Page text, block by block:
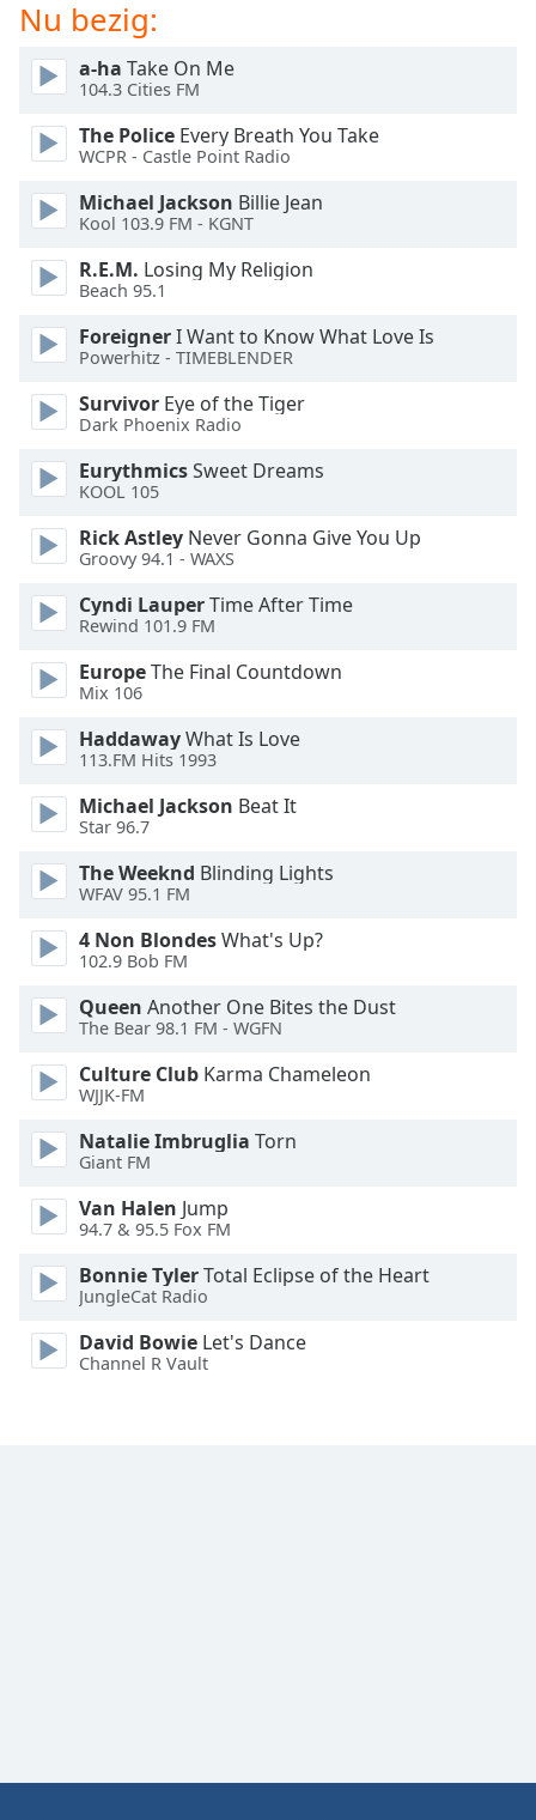
dialog
window.
Escape
cancel
and
close
Text
Color
Opacity
Text
Background
Opacity
Caption
Area
Color
Opacity
Font
Size
Text
Edge
Style
Font
Done
Modal
Dialog
End
dialog
Nu bezig:
a-ha Take On Me
104.3 Cities FM
The Police Every Breath You Take
WCPR - Castle Point Radio
Michael Jackson Billie Jean
Kool 103.9 FM - KGNT
R.E.M. Losing My Religion
Beach 95.1
ForeignerI Want to Know What Love Is
Powerhitz - TIMEBLENDER
Survivor Eye of the Tiger
Dark Phoenix Radio
EurythmicsSweet Dreams
KOOL 105
Rick Astley Never Gonna Give You Up
Groovy 94.1 - WAXS
Cyndi LauperTime After Time
Rewind 101.9 FM
EuropeThe Final Countdown
Mix 106
HaddawayWhat Is Love
113.FM Hits 1993
Michael Jackson Beat It
Star 96.7
The Weeknd Blinding Lights
WFAV 95.1 FM
4 Non BlondesWhat's Up?
102.9 Bob FM
Queen Another One Bites the Dust
The Bear 98.1 FM - WGFN
Culture Club Karma Chameleon
WJJK-FM
Natalie Imbruglia Torn
Giant FM
Van Halen Jump
94.7 & 95.5 Fox FM
Bonnie TylerTotal Eclipse of the Heart
JungleCat Radio
David Bowie Let's Dance
Channel R Vault